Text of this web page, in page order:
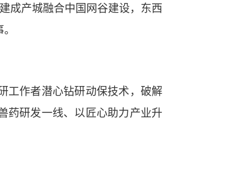
的重要力量。
素质服务、为党和政府科
养优良学风。要坚持面向
。
成产城融合中国网谷建设，东西
工作者潜心钻研动保技术，破解
药研发一线、以匠心助力产业升